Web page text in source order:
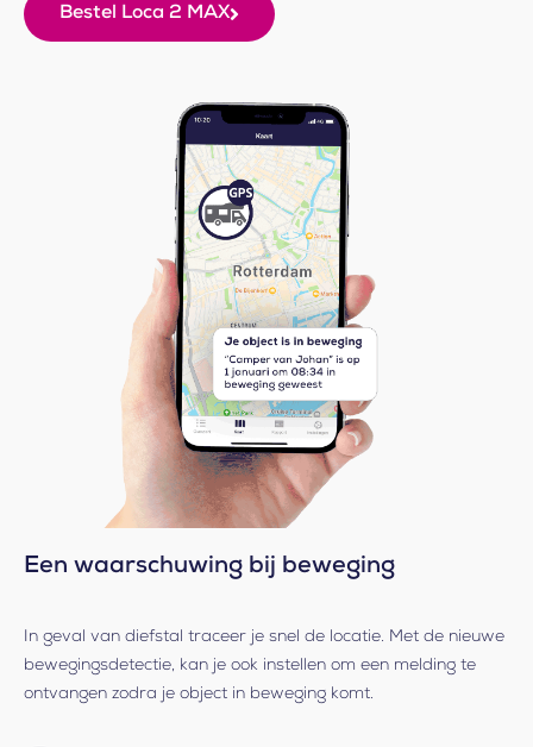
Bestel Loca 2 MAX
Een waarschuwing bij beweging
In geval van diefstal traceer je snel de locatie. Met de nieuwe
bewegingsdetectie, kan je ook instellen om een melding te
ontvangen zodra je object in beweging komt.